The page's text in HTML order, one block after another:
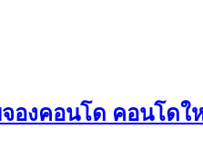
องคอนโด คอนโดใ